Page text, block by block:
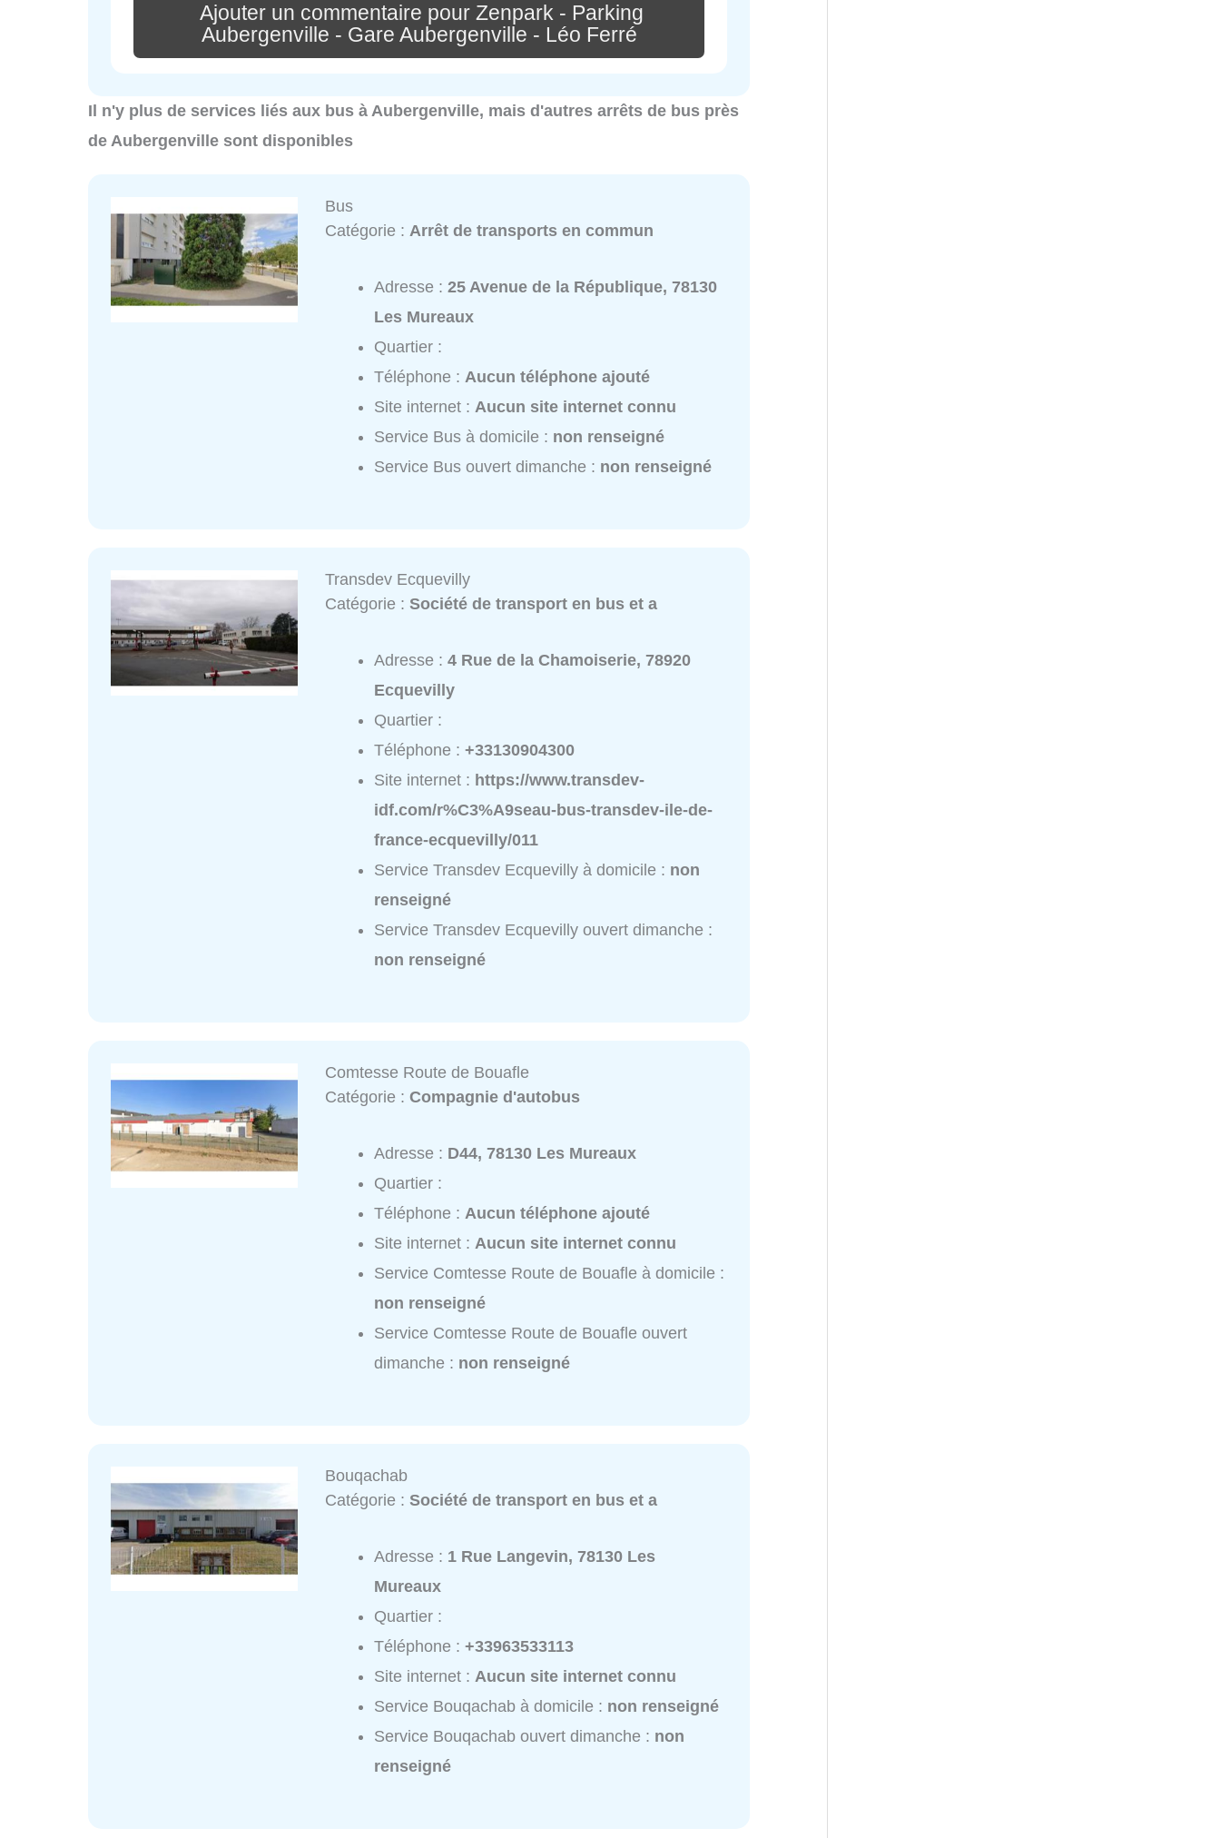
Ajouter un commentaire pour Zenpark - Parking
Aubergenville - Gare Aubergenville - Léo Ferré
Il n'y plus de services liés aux bus à Aubergenville, mais d'autres arrêts de bus près
de Aubergenville sont disponibles
Bus
Catégorie :Arrêt de transports en commun
Adresse :25 Avenue de la République, 78130
Les Mureaux
Quartier :
Téléphone :Aucun téléphone ajouté
Site internet :Aucun site internet connu
Service Bus à domicile : non renseigné
Service Bus ouvert dimanche : non renseigné
Transdev Ecquevilly
Catégorie :Société de transport en bus et a
Adresse :4 Rue de la Chamoiserie, 78920
Ecquevilly
Quartier :
Téléphone :+33130904300
Site internet : https://www.transdev-
idf.com/r%C3%A9seau-bus-transdev-ile-de-
france-ecquevilly/011
Service Transdev Ecquevilly à domicile : non
renseigné
Service Transdev Ecquevilly ouvert dimanche :
non renseigné
Comtesse Route de Bouafle
Catégorie :Compagnie d'autobus
Adresse : D44, 78130 Les Mureaux
Quartier :
Téléphone : Aucun téléphone ajouté
Site internet : Aucun site internet connu
Service Comtesse Route de Bouafle à domicile :
non renseigné
Service Comtesse Route de Bouafle ouvert
dimanche : non renseigné
Bouqachab
Catégorie :Société de transport en bus et a
Adresse : 1 Rue Langevin, 78130 Les
Mureaux
Quartier :
Téléphone :+33963533113
Site internet : Aucun site internet connu
Service Bouqachab à domicile : non renseigné
Service Bouqachab ouvert dimanche : non
renseigné